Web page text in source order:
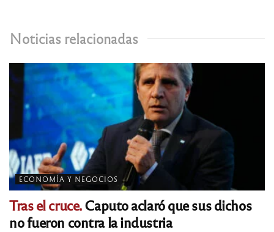
Noticias relacionadas
ECONOMÍA Y NEGOCIOS
Tras el cruce.Caputo aclaró que sus dichos
no fueron contra la industria